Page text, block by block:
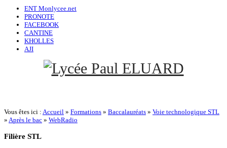
ENT Monlycee.net
PRONOTE
FACEBOOK
CANTINE
KHOLLES
AJI
Vous êtes ici : Accueil » Formations » Baccalauréats » Voie technologique STL
» Après le bac » WebRadio
Filière STL